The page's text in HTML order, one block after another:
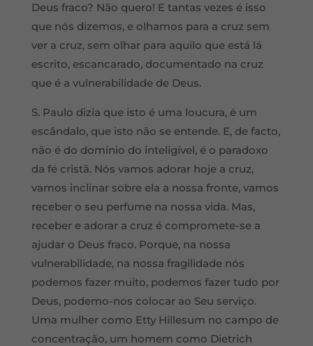
Deus fraco? Não quero! E tantas vezes é isso
que nós dizemos, e olhamos para a cruz sem
ver a cruz, sem olhar para aquilo que está lá
escrito, escancarado, documentado na cruz
que é a vulnerabilidade de Deus.
S. Paulo dizia que isto é uma loucura, é um
escândalo, que isto não se entende. E, de facto,
não é do domínio do inteligível, é o paradoxo
da fé cristã. Nós vamos adorar hoje a cruz,
vamos inclinar sobre ela a nossa fronte, vamos
receber o seu perfume na nossa vida. Mas,
receber e adorar a cruz é compromete-se a
ajudar o Deus fraco. Porque, na nossa
vulnerabilidade, na nossa fragilidade nós
podemos fazer muito, podemos fazer tudo por
Deus, podemo-nos colocar ao Seu serviço.
Uma mulher como Etty Hillesum no campo de
concentração, um homem como Dietrich